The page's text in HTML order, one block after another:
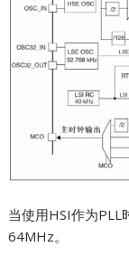
当使用HSI作为PLL
64MHz。